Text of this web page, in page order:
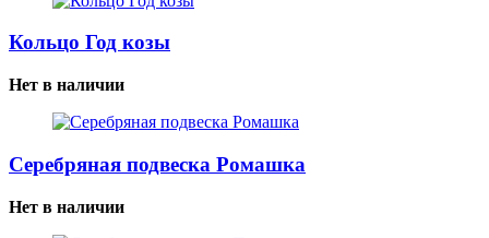
Кольцо Год козы
Нет в наличии
Серебряная подвеска Ромашка
Нет в наличии